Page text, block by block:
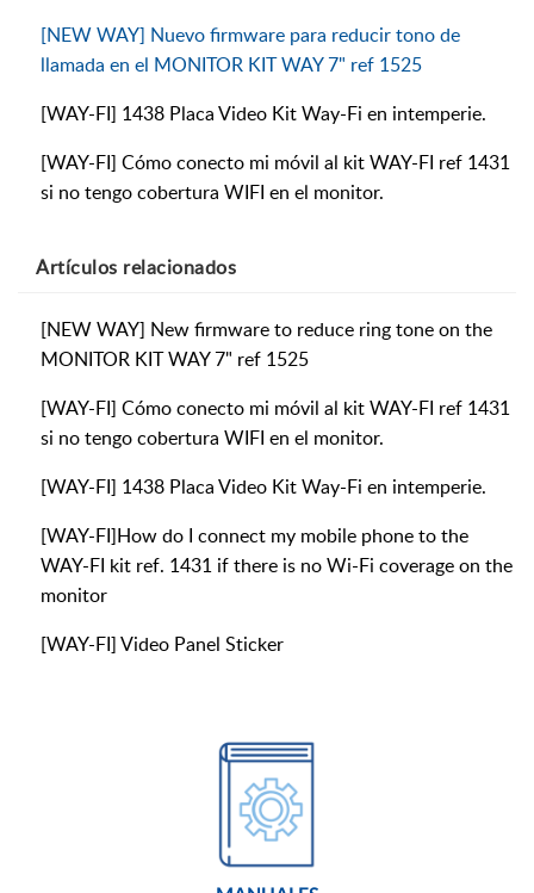
[NEW WAY] Nuevo firmware para reducir tono de
llamada en el MONITOR KIT WAY 7" ref 1525
[WAY-FI] 1438 Placa Video Kit Way-Fi en intemperie.
[WAY-FI] Cómo conecto mi móvil al kit WAY-FI ref 1431
si no tengo cobertura WIFI en el monitor.
Artículos relacionados
[NEW WAY] New firmware to reduce ring tone on the
MONITOR KIT WAY 7" ref 1525
[WAY-FI] Cómo conecto mi móvil al kit WAY-FI ref 1431
si no tengo cobertura WIFI en el monitor.
[WAY-FI] 1438 Placa Video Kit Way-Fi en intemperie.
[WAY-FI]How do I connect my mobile phone to the
WAY-FI kit ref. 1431 if there is no Wi-Fi coverage on the
monitor
[WAY-FI] Video Panel Sticker